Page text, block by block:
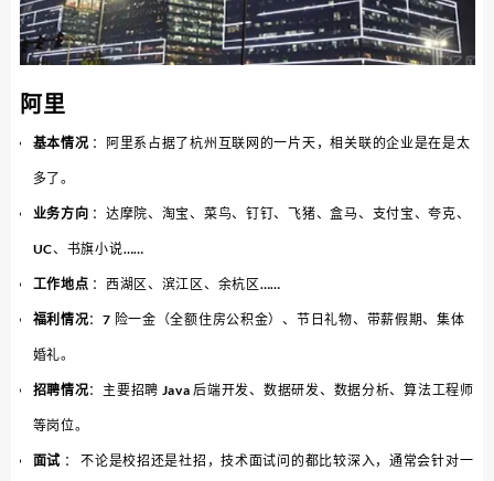
阿里
基本情况 ：阿里系占据了杭州互联网的一片天，相关联的企业是在是太
多了。
业务方向 ：达摩院、淘宝、菜鸟、钉钉、飞猪、盒马、支付宝、夸克、
UC、书旗小说……
工作地点 ：西湖区、滨江区、余杭区……
福利情况：7 险一金（全额住房公积金）、节日礼物、带薪假期、集体
婚礼。
招聘情况：主要招聘 Java 后端开发、数据研发、数据分析、算法工程师
等岗位。
面试 ： 不论是校招还是社招，技术面试问的都比较深入，通常会针对一